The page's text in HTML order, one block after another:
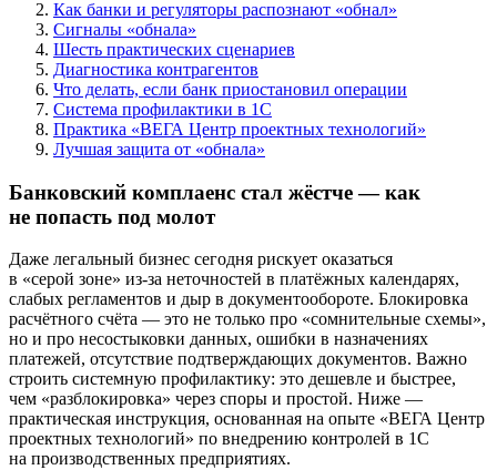
Как банки и регуляторы распознают «обнал»
Сигналы «обнала»
Шесть практических сценариев
Диагностика контрагентов
Что делать, если банк приостановил операции
Система профилактики в 1С
Практика «ВЕГА Центр проектных технологий»
Лучшая защита от «обнала»
Банковский комплаенс стал жёстче — как
не попасть под молот
Даже легальный бизнес сегодня рискует оказаться
в «серой зоне» из-за неточностей в платёжных календарях,
слабых регламентов и дыр в документообороте. Блокировка
расчётного счёта — это не только про «сомнительные схемы»,
но и про несостыковки данных, ошибки в назначениях
платежей, отсутствие подтверждающих документов. Важно
строить системную профилактику: это дешевле и быстрее,
чем «разблокировка» через споры и простой. Ниже —
практическая инструкция, основанная на опыте «ВЕГА Центр
проектных технологий» по внедрению контролей в 1С
на производственных предприятиях.